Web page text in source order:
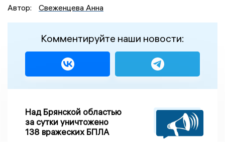
Автор:
Свеженцева Анна
Комментируйте наши новости:
Над Брянской областью
за сутки уничтожено
138 вражеских БПЛА